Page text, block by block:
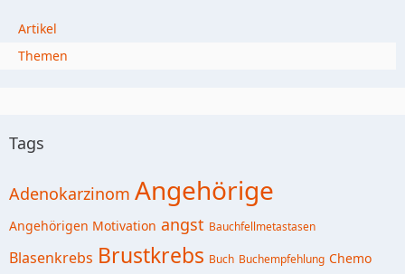
Artikel
Themen
Tags
Adenokarzinom Angehörige
Angehörigen Motivation angst Bauchfellmetastasen
Blasenkrebs Brustkrebs Buch Buchempfehlung Chemo